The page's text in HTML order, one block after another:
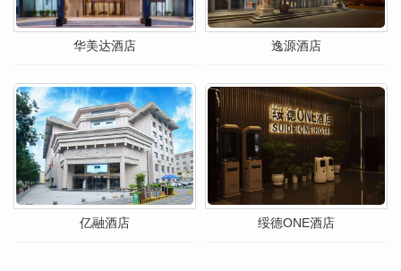
华美达酒店 逸源酒店
亿融酒店 绥德ONE酒店